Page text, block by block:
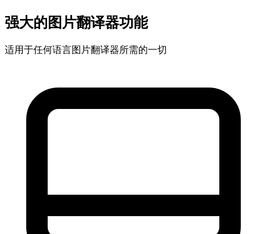
强大的图片翻译器功能
适用于任何语言图片翻译器所需的一切